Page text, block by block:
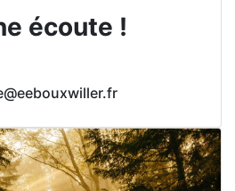
écoute !